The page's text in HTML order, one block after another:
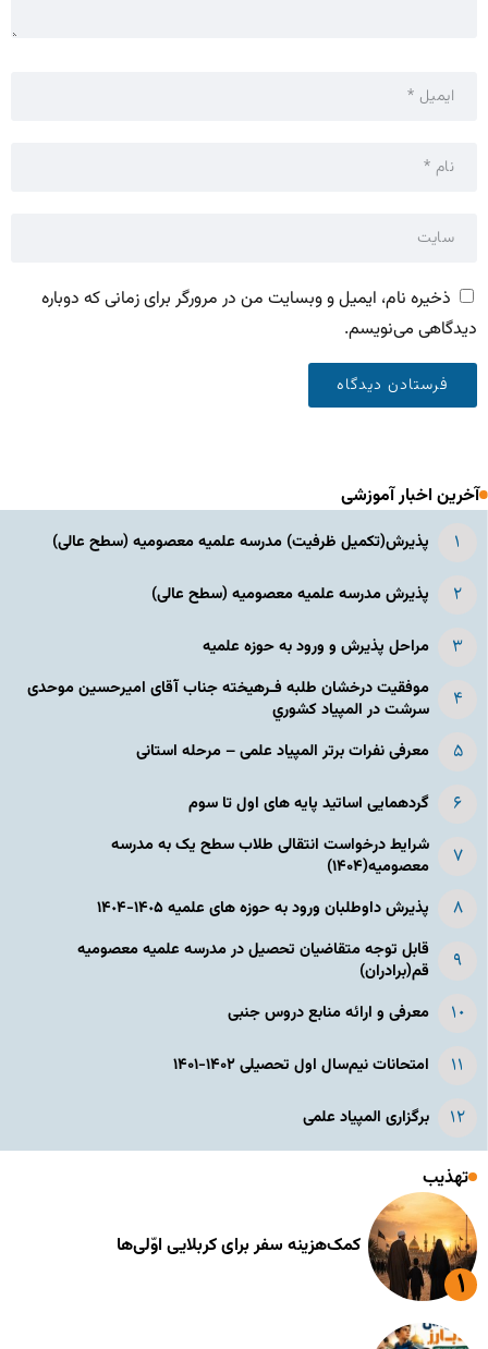
ذخیره نام، ایمیل و وبسایت من در مرورگر برای زمانی که دوباره
دیدگاهی می‌نویسم.
آخرین اخبار آموزشی
پذیرش(تکمیل ظرفیت) مدرسه علمیه معصومیه‌ (سطح عالی)
پذیرش مدرسه علمیه معصومیه‌ (سطح عالی)
مراحل پذیرش و ورود به حوزه علمیه
موفقیت درخشان طلبه فـرهیخته جناب آقای امیرحسین موحدی
سرشت در المپياد كشوري
معرفی نفرات برتر المپیاد علمی – مرحله استانی
گردهمایی اساتید پایه های اول تا سوم
شرایط درخواست انتقالی طلاب سطح یک به مدرسه
معصومیه(۱۴۰۴)
پذیرش داوطلبان ورود به حوزه های علمیه ١۴٠۵-١۴٠۴
قابل توجه متقاضیان تحصیل در مدرسه علمیه معصومیه
قم(برادران)
معرفی و ارائه منابع دروس جنبی
امتحانات نیم‌سال اول تحصیلی ۱۴۰۲-۱۴۰۱
برگزاری المپیاد علمی
تهذیب
کمک‌هزینه سفر برای کربلایی اوّلی‌ها